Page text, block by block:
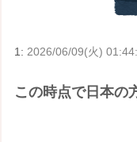
1: 2026/06/09(火)
この時点で日本の